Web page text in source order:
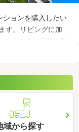
ションを購入したい
す。リビングに加
すすめ。家族人数
しっかり分けられ
みてくださいね。
域から探す